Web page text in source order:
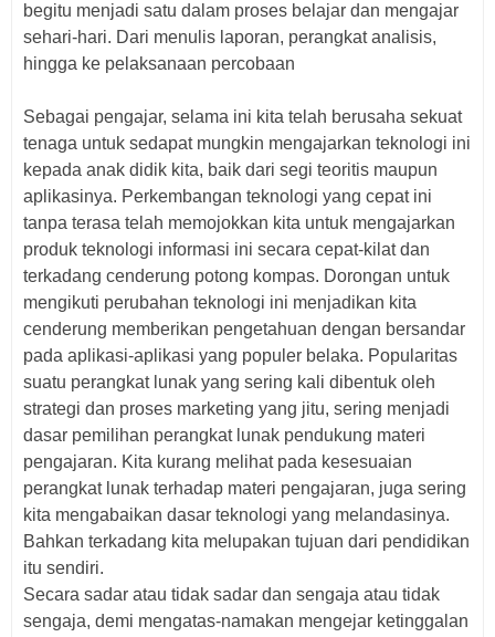
begitu menjadi satu dalam proses belajar dan mengajar
sehari-hari. Dari menulis laporan, perangkat analisis,
hingga ke pelaksanaan percobaan
Sebagai pengajar, selama ini kita telah berusaha sekuat
tenaga untuk sedapat mungkin mengajarkan teknologi ini
kepada anak didik kita, baik dari segi teoritis maupun
aplikasinya. Perkembangan teknologi yang cepat ini
tanpa terasa telah memojokkan kita untuk mengajarkan
produk teknologi informasi ini secara cepat-kilat dan
terkadang cenderung potong kompas. Dorongan untuk
mengikuti perubahan teknologi ini menjadikan kita
cenderung memberikan pengetahuan dengan bersandar
pada aplikasi-aplikasi yang populer belaka. Popularitas
suatu perangkat lunak yang sering kali dibentuk oleh
strategi dan proses marketing yang jitu, sering menjadi
dasar pemilihan perangkat lunak pendukung materi
pengajaran. Kita kurang melihat pada kesesuaian
perangkat lunak terhadap materi pengajaran, juga sering
kita mengabaikan dasar teknologi yang melandasinya.
Bahkan terkadang kita melupakan tujuan dari pendidikan
itu sendiri.
Secara sadar atau tidak sadar dan sengaja atau tidak
sengaja, demi mengatas-namakan mengejar ketinggalan